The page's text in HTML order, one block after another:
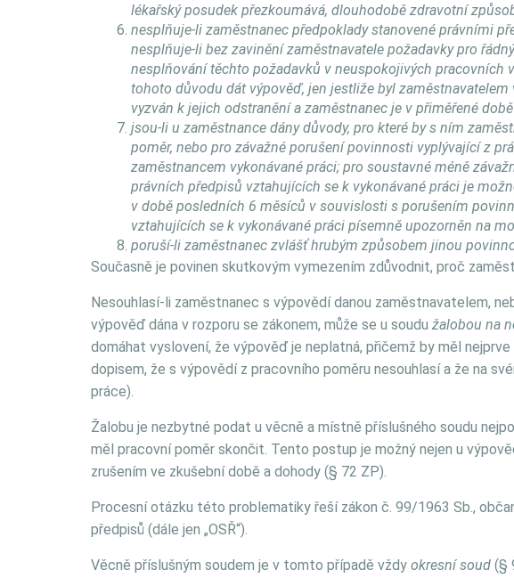
lékařský posudek přezkoumává, dlouhodobě zdravotní
nesplňuje-li zaměstnanec předpoklady stanovené právními
nesplňuje-li bez zavinění zaměstnavatele požadavky pro
nesplňování těchto požadavků v neuspokojivých pracovních
tohoto důvodu dát výpověď, jen jestliže byl
vyzván k jejich odstranění a zaměstnanec je v přiměřené
jsou-li u zaměstnance dány důvody, pro které by s ním
poměr, nebo pro závažné porušení povinnosti vyplývající z
zaměstnancem vykonávané práci; pro soustavné méně
právních předpisů vztahujících se k vykonávané práci je
v době posledních 6 měsíců v souvislosti s porušením
vztahujících se k vykonávané práci písemně upozorněn na
poruší-li zaměstnanec zvlášť hrubým způsobem jinou
Současně je povinen skutkovým vymezením zdůvodnit, proč
Nesouhlasí-li zaměstnanec s výpovědí danou zaměstnavatelem,
výpověď dána v rozporu se zákonem, může se u soudu žalobou na
domáhat vyslovení, že výpověď je neplatná, přičemž by měl
dopisem, že s výpovědí z pracovního poměru nesouhlasí a že na
práce).
Žalobu je nezbytné podat u věcně a místně příslušného soudu
měl pracovní poměr skončit. Tento postup je možný nejen u
zrušením ve zkušební době a dohody (§ 72 ZP).
Procesní otázku této problematiky řeší zákon č. 99/1963 Sb.,
předpisů (dále jen „OSŘ“).
Věcně příslušným soudem je v tomto případě vždy okresní soud (§